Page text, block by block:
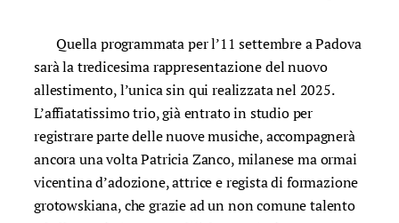
Quella programmata per l’11 settembre a Padova
sarà la tredicesima rappresentazione del nuovo
allestimento, l’unica sin qui realizzata nel 2025.
L’affiatatissimo trio, già entrato in studio per
registrare parte delle nuove musiche, accompagnerà
ancora una volta Patricia Zanco, milanese ma ormai
vicentina d’adozione, attrice e regista di formazione
grotowskiana, che grazie ad un non comune talento